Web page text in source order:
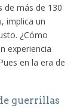
de más de 130
implica un
¿Cómo
experiencia
en la era de
guerrillas